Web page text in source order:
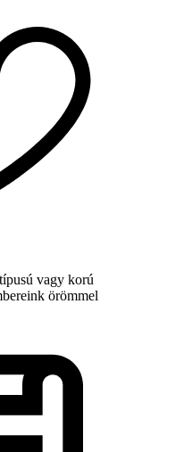
vagy korú
örömmel